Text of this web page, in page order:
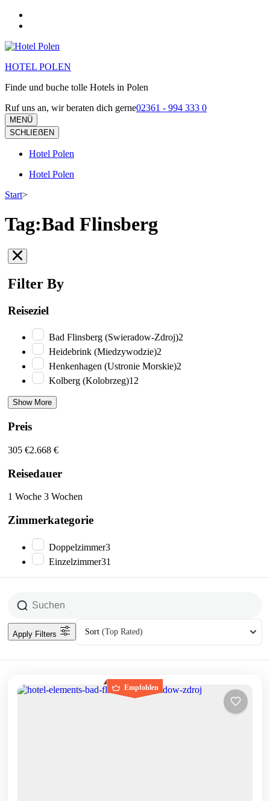
Zum
Inhalt
(Eingabetaste
HOTEL POLEN
Finde und buche tolle Hotels in Polen
Ruf uns an, wir beraten dich gerne02361 - 994 333 0
MENÜ
SCHLIEẞEN
Hotel Polen
Hotel Polen
Start>
Tag:Bad Flinsberg
Filter By
Reiseziel
Bad Flinsberg (Swieradow-Zdroj)2
Heidebrink (Miedzywodzie)2
Henkenhagen (Ustronie Morskie)2
Kolberg (Kolobrzeg)12
Show More
Preis
305 €2.668 €
Reisedauer
1 Woche 3 Wochen
Zimmerkategorie
Doppelzimmer3
Einzelzimmer31
Sort (Top Rated)
Apply Filters
Empfohlen